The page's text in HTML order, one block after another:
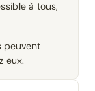
à tous,
peuvent
eux.